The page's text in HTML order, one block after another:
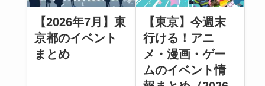
【2026年7月】東
京都のイベント
まとめ
【東京】今週末
行ける！アニ
メ・漫画・ゲー
ムのイベント情